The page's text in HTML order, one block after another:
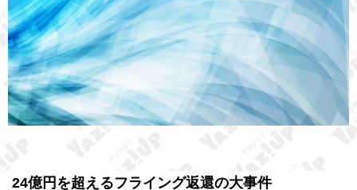
24億円を超えるフライング返還の大事件